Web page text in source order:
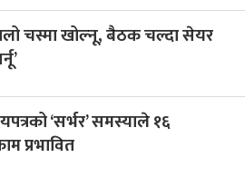
चस्मा खोल्नू, बैठक चल्दा सेयर
‘सर्भर’ समस्याले १६
प्रभावित